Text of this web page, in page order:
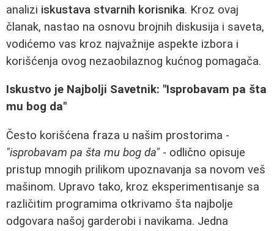
analizi iskustava stvarnih korisnika. Kroz ovaj
članak, nastao na osnovu brojnih diskusija i saveta,
vodićemo vas kroz najvažnije aspekte izbora i
korišćenja ovog nezaobilaznog kućnog pomagača.
Iskustvo je Najbolji Savetnik: "Isprobavam pa šta
mu bog da"
Često korišćena fraza u našim prostorima -
"isprobavam pa šta mu bog da" - odlično opisuje
pristup mnogih prilikom upoznavanja sa novom veš
mašinom. Upravo tako, kroz eksperimentisanje sa
različitim programima otkrivamo šta najbolje
odgovara našoj garderobi i navikama. Jedna